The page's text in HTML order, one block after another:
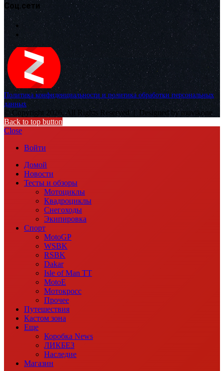
Соц.сети
Политика конфиденциальности и политика обработки персональных
данных
© Copyright 2026, All Rights Reserved | Designed by muvikone
Back to top button
Close
Войти
Домой
Новости
Тесты и обзоры
Мотоциклы
Квадроциклы
Снегоходы
Экипировка
Спорт
MotoGP
WSBK
RSBK
Dakar
Isle of Man TT
MotoE
Мотокросс
Прочее
Путешествия
Кастом зона
Еще
Коробка News
ЛИКБЕЗ
Наследие
Магазин